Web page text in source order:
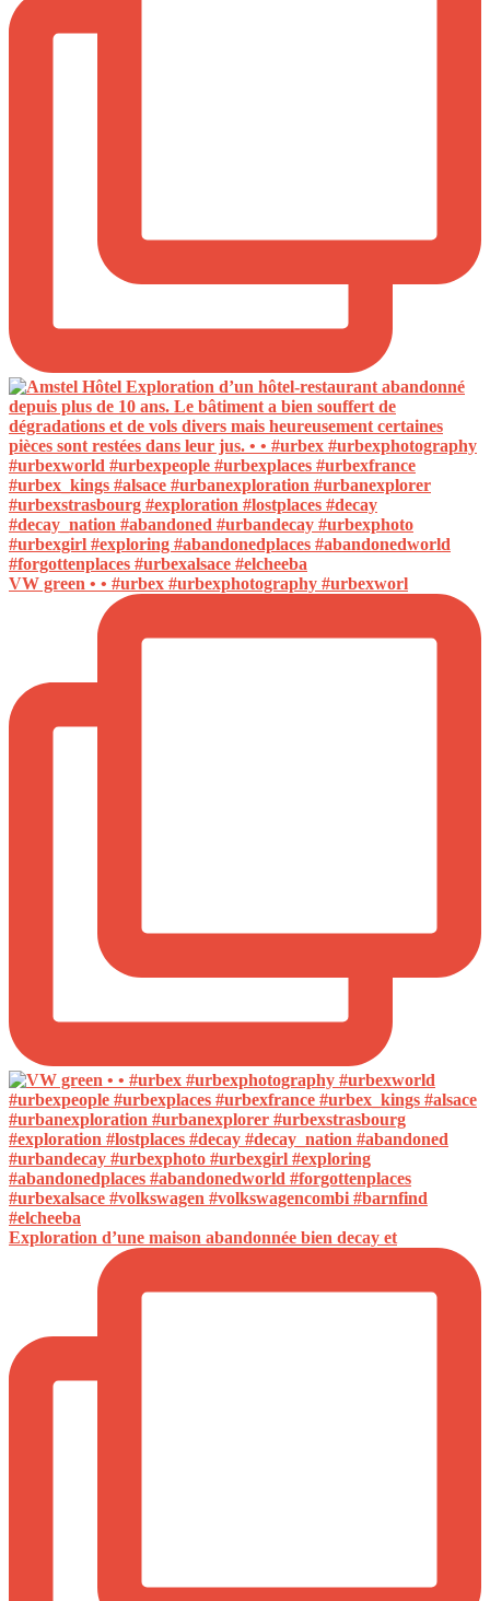
VW green • • #urbex #urbexphotography #urbexworl
Exploration d’une maison abandonnée bien decay et